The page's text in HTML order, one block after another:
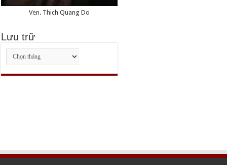
Ven. Thich Quang Do
Lưu trữ
Lưu
trữ